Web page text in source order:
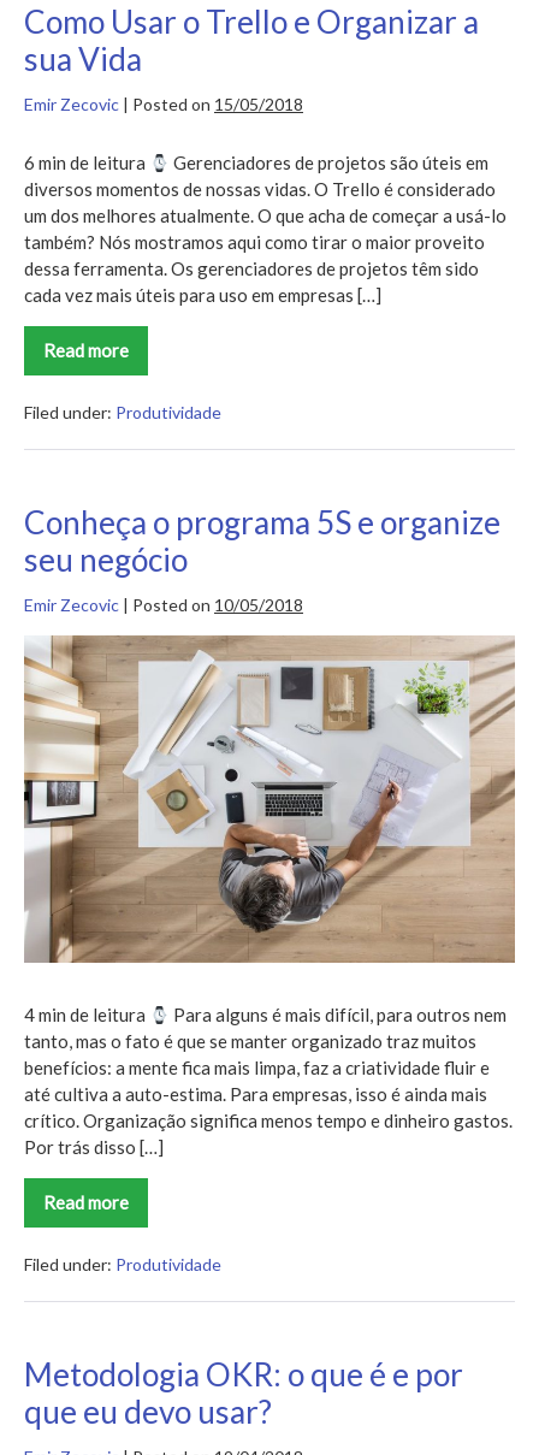
Como Usar o Trello e Organizar a
sua Vida
Emir Zecovic | Posted on 15/05/2018
6 min de leitura
Gerenciadores de projetos são úteis em
diversos momentos de nossas vidas. O Trello é considerado
um dos melhores atualmente. O que acha de começar a usá-lo
também? Nós mostramos aqui como tirar o maior proveito
dessa ferramenta. Os gerenciadores de projetos têm sido
cada vez mais úteis para uso em empresas […]
Read more
Como
Usar
Trello
Organizar
Filed under: Produtividade
Conheça o programa 5S e organize
seu negócio
Emir Zecovic | Posted on 10/05/2018
Conheça
o
programa
5S
organize
seu
negócio
4 min de leitura
Para alguns é mais difícil, para outros nem
tanto, mas o fato é que se manter organizado traz muitos
benefícios: a mente fica mais limpa, faz a criatividade fluir e
até cultiva a auto-estima. Para empresas, isso é ainda mais
crítico. Organização significa menos tempo e dinheiro gastos.
Por trás disso […]
Read more
Conheça
o
5S
organize
Filed under: Produtividade
Metodologia OKR: o que é e por
que eu devo usar?